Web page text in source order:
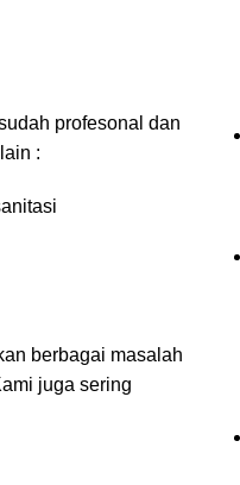
profesonal dan
:
berbagai masalah
juga sering